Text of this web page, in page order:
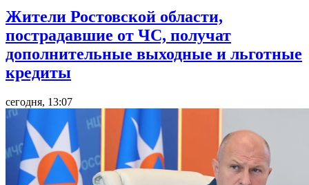
Жители Ростовской области,
пострадавшие от ЧС, получат
дополнительные выходные и льготные
кредиты
сегодня, 13:07